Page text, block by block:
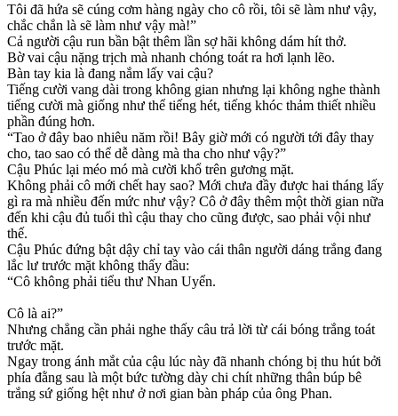
Tôi đã hứa sẽ cúng cơm hàng ngày cho cô rồi, tôi sẽ làm như vậy,
chắc chắn là sẽ làm như vậy mà!”
Cả người cậu run bần bật thêm lần sợ hãi không dám hít thở.
Bờ vai cậu nặng trịch mà nhanh chóng toát ra hơi lạnh lẽo.
Bàn tay kia là đang nắm lấy vai cậu?
Tiếng cười vang dài trong không gian nhưng lại không nghe thành
tiếng cười mà giống như thể tiếng hét, tiếng khóc thảm thiết nhiều
phần đúng hơn.
“Tao ở đây bao nhiêu năm rồi! Bây giờ mới có người tới đây thay
cho, tao sao có thể dễ dàng mà tha cho như vậy?”
Cậu Phúc lại méo mó mà cười khổ trên gương mặt.
Không phải cô mới chết hay sao? Mới chưa đầy được hai tháng lấy
gì ra mà nhiều đến mức như vậy? Cô ở đây thêm một thời gian nữa
đến khi cậu đủ tuổi thì cậu thay cho cũng được, sao phải vội như
thế.
Cậu Phúc đứng bật dậy chỉ tay vào cái thân người dáng trắng đang
lắc lư trước mặt không thấy đầu:
“Cô không phải tiểu thư Nhan Uyển.
Cô là ai?”
Nhưng chẳng cần phải nghe thấy câu trả lời từ cái bóng trắng toát
trước mặt.
Ngay trong ánh mắt của cậu lúc này đã nhanh chóng bị thu hút bởi
phía đằng sau là một bức tường dày chi chít những thân búp bê
trắng sứ giống hệt như ở nơi gian bàn pháp của ông Phan.